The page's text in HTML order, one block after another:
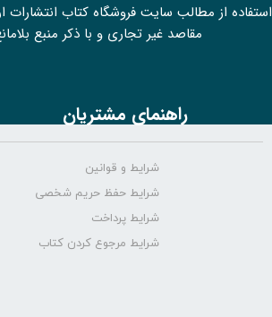
استفاده از مطالب سايت فروشگاه کتاب انتشارات
مقاصد غیر تجاری و با ذکر منبع
راهنمای مشتریان
شرایط و قوانین
شرایط حفظ حریم شخصی
شرایط پرداخت
شرایط مرجوع کردن کتاب